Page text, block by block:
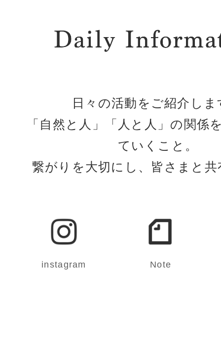
日々の活動をご紹介しま
「自然と人」「人と人」の関係
ていくこと。
繋がりを大切にし、皆さまと
instagram Note